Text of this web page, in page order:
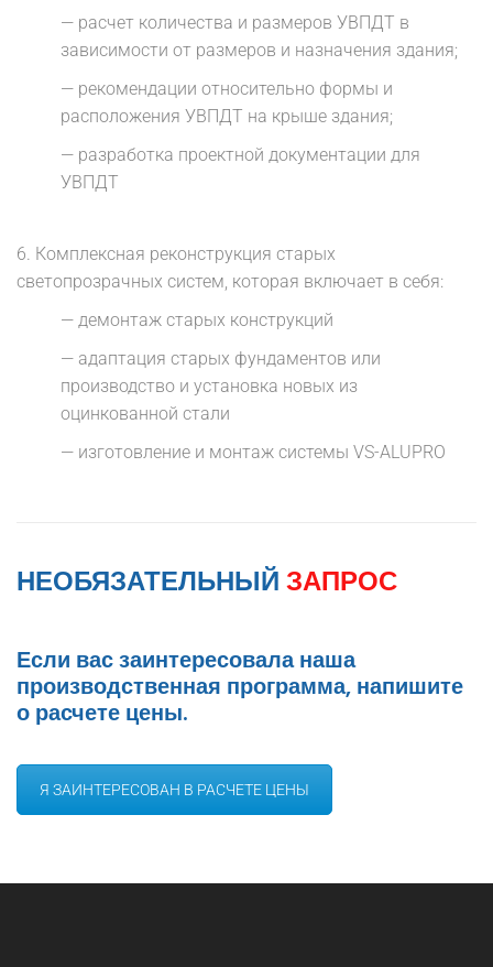
— расчет количества и размеров УВПДТ в
зависимости от размеров и назначения здания;
— рекомендации относительно формы и
расположения УВПДТ на крыше здания;
— разработка проектной документации для
УВПДТ
6. Комплексная реконструкция старых
светопрозрачных систем, которая включает в себя:
— демонтаж старых конструкций
— адаптация старых фундаментов или
производство и установка новых из
оцинкованной стали
— изготовление и монтаж системы VS-ALUPRO
НЕОБЯЗАТЕЛЬНЫЙ ЗАПРОС
Если вас заинтересовала наша
производственная программа, напишите
о расчете цены.
Я ЗАИНТЕРЕСОВАН В РАСЧЕТЕ ЦЕНЫ